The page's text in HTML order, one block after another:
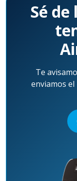
Sé
Te
enviamos